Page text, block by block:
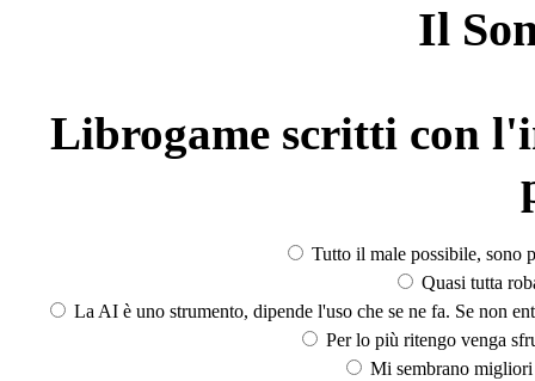
Il
Librogame scritti con
Tutto il male possibile, sono
Quasi tutta
La AI è uno strumento, dipende l'uso che se ne fa. Se non
Per lo più ritengo venga
Mi sembrano